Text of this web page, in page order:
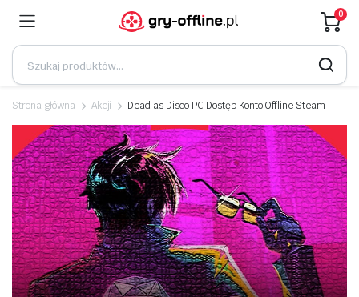
0
Strona główna Akcji Dead as Disco PC Dostęp Konto Offline Steam